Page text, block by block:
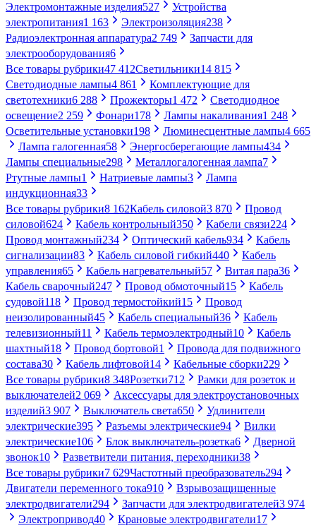
Электромонтажные изделия527
Устройства
электропитания1 163 Электроизоляция238
Радиоэлектронная аппаратура2 749
Запчасти для
электрооборудования6
Все товары рубрики47 412Светильники14 815
Светодиодные лампы4 861
Комплектующие для
светотехники6 288 Прожекторы1 472
Светодиодное
освещение2 259 Фонари178 Лампы накаливания1 248
Осветительные установки198 Люминесцентные лампы4 665
Лампа галогенная58 Энергосберегающие лампы434
Лампы специальные298 Металлогалогенная лампа7
Ртутные лампы1 Натриевые лампы3
Лампа
индукционная33
Все товары рубрики8 162Кабель силовой3 870
Провод
силовой624 Кабель контрольный350 Кабели связи224
Провод монтажный234 Оптический кабель934
Кабель
сигнализации83 Кабель силовой гибкий440
Кабель
управления65 Кабель нагревательный57 Витая пара36
Кабель сварочный247 Провод обмоточный15
Кабель
судовой118 Провод термостойкий15
Провод
неизолированный45 Кабель специальный36
Кабель
телевизионный11 Кабель термоэлектродный10
Кабель
шахтный18 Провод бортовой1
Провода для подвижного
состава30 Кабель лифтовой14 Кабельные сборки229
Все товары рубрики8 348Розетки712
Рамки для розеток и
выключателей2 069
Аксессуары для электроустановочных
изделий3 907 Выключатель света650
Удлинители
электрические395 Разъемы электрические94
Вилки
электрические106 Блок выключатель-розетка6
Дверной
звонок10 Разветвители питания, переходники38
Все товары рубрики7 629Частотный преобразователь294
Двигатели переменного тока910
Взрывозащищенные
электродвигатели294 Запчасти для электродвигателей3 974
Электропривод40 Крановые электродвигатели17